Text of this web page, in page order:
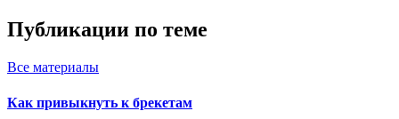
Публикации по теме
Все материалы
Как привыкнуть к брекетам